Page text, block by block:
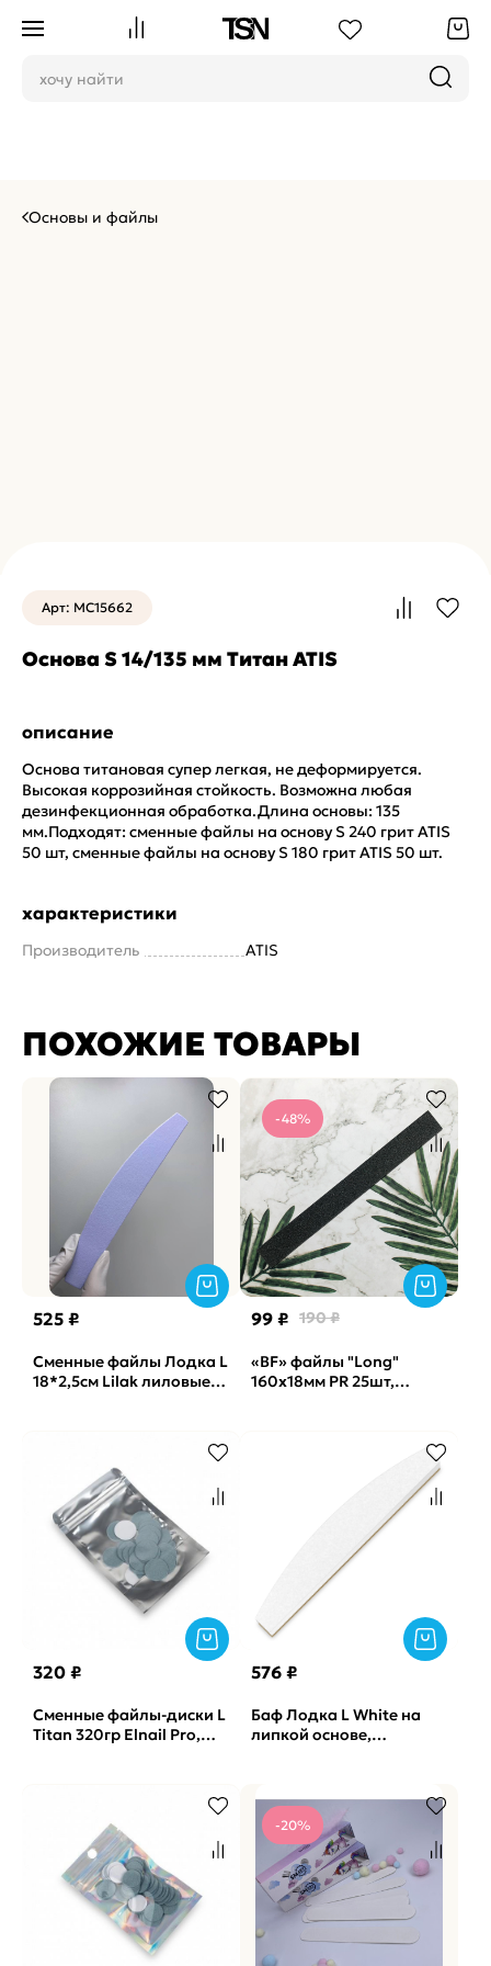
Основы и файлы
Арт: MC15662
Основа S 14/135 мм Титан ATIS
описание
Основа титановая супер легкая, не деформируется.
Высокая коррозийная стойкость. Возможна любая
дезинфекционная обработка.Длина основы: 135
мм.Подходят: cменные файлы на основу S 240 грит ATIS
50 шт, cменные файлы на основу S 180 грит ATIS 50 шт.
характеристики
Производитель ATIS
ПОХОЖИЕ ТОВАРЫ
525 ₽
Сменные файлы Лодка L
18*2,5см Lilak лиловые
-48%
99 ₽ 190 ₽
«BF» файлы "Long"
160x18мм PR 25шт,
320 ₽
Сменные файлы-диски L
Titan 320гр Elnail Pro,
576 ₽
Баф Лодка L White на
липкой основе,
-20%